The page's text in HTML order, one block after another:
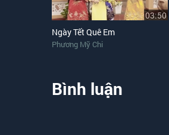
03:50
Ngày Tết Quê Em
Phương Mỹ Chi
Bình luận